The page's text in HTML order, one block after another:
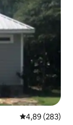
4,89 (283)